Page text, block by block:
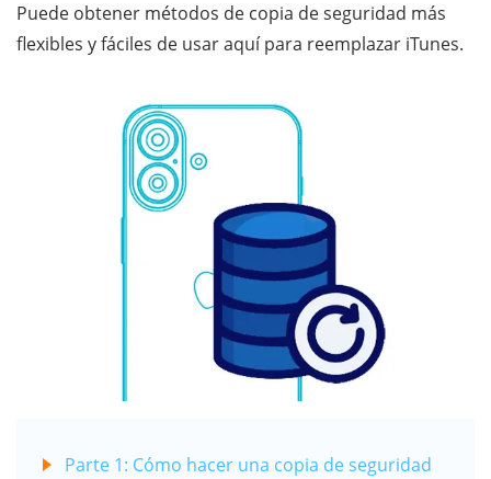
Puede obtener métodos de copia de seguridad más
flexibles y fáciles de usar aquí para reemplazar iTunes.
Parte 1: Cómo hacer una copia de seguridad